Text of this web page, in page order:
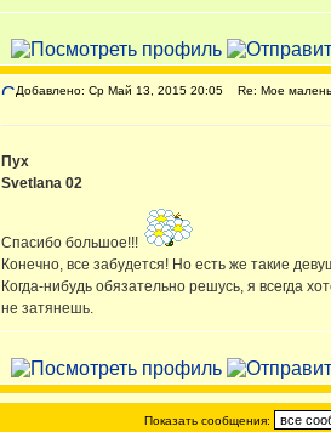
Добавлено: Ср Май 13, 2015 20:05 Re: Мое
Пух
Svetlana 02
Спасибо большое!!!
Конечно, все забудется! Но есть же такие
Когда-нибудь обязательно решусь, я всегда
не затянешь.
Показать сообщения: